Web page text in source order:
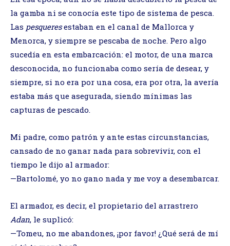
la gamba ni se conocía este tipo de sistema de pesca.
Las pesqueresestaban en el canal de Mallorca y
Menorca, y siempre se pescaba de noche. Pero algo
sucedía en esta embarcación: el motor, de una marca
desconocida, no funcionaba como sería de desear, y
siempre, si no era por una cosa, era por otra, la avería
estaba más que asegurada, siendo mínimas las
capturas de pescado.
Mi padre, como patrón y ante estas circunstancias,
cansado de no ganar nada para sobrevivir, con el
tiempo le dijo al armador:
—Bartolomé, yo no gano nada y me voy a desembarcar.
El armador, es decir, el propietario del arrastrero
Adan, le suplicó:
—Tomeu, no me abandones, ¡por favor! ¿Qué será de mí